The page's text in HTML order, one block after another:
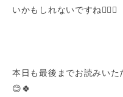
いかもしれないですね👌🏻✨
本日も最後までお読みい
😊🍀